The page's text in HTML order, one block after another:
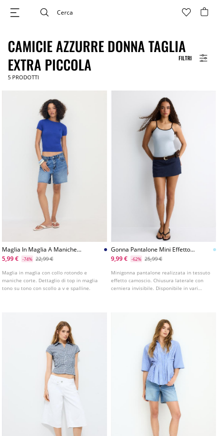
FILTRI
CAMICIE AZZURRE DONNA TAGLIA
EXTRA PICCOLA
5 PRODOTTI
Maglia In Maglia A Maniche
Corte Con Sovrapposizione
5,99 € -74% 22,99 €
Maglia in maglia con collo rotondo e
maniche corte. Dettaglio di top in maglia
tono su tono con scollo a v e spalline.
Gonna Pantalone Mini Effetto
Camoscio
9,99 € -62% 25,99 €
Minigonna pantalone realizzata in tessuto
effetto camoscio. Chiusura laterale con
cerniera invisibile. Disponibile in vari